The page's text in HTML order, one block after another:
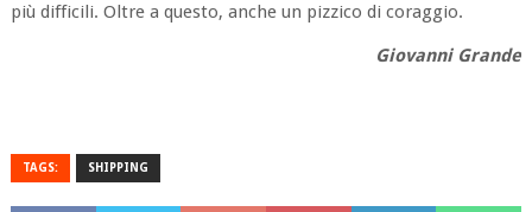
più difficili. Oltre a questo, anche un pizzico di coraggio.
Giovanni Grande
TAGS: SHIPPING